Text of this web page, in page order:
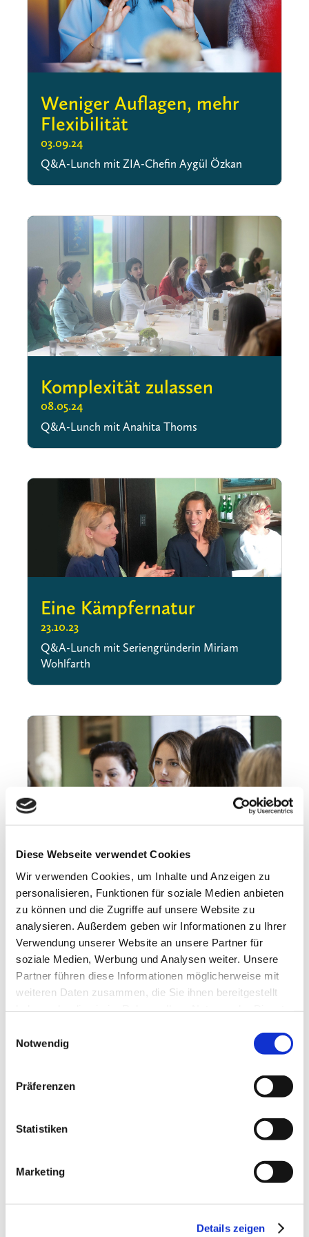
Diese Webseite verwendet Cookies
Wir verwenden Cookies, um Inhalte und Anzeigen zu
personalisieren, Funktionen für soziale Medien anbieten
zu können und die Zugriffe auf unsere Website zu
analysieren. Außerdem geben wir Informationen zu Ihrer
Verwendung unserer Website an unsere Partner für
soziale Medien, Werbung und Analysen weiter. Unsere
Partner führen diese Informationen möglicherweise mit
weiteren Daten zusammen, die Sie ihnen bereitgestellt
Notwendig
Präferenzen
Statistiken
Marketing
Details zeigen
Weniger Auflagen, mehr
Flexibilität
03.09.24
Q&A-Lunch mit ZIA-Chefin Aygül Özkan
Komplexität zulassen
08.05.24
Q&A-Lunch mit Anahita Thoms
Eine Kämpfernatur
23.10.23
Q&A-Lunch mit Seriengründerin Miriam
Wohlfarth
„Wirtschaft muss Haltung
zeigen“
26.06.23
Netzwerken für weibliche Führungskräfte:
Q&A-Lunch mit Civey-Gründerin Janina